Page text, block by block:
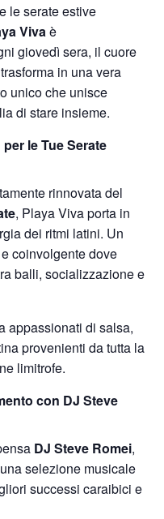
le serate estive
Vivaè
giovedì sera, il cuore
in una vera
unico che unisce
di stare insieme.
le Tue Serate
rinnovata del
, Playa Viva porta in
dei ritmi latini. Un
coinvolgente dove
balli, socializzazione e
appassionati di salsa,
provenienti da tutta la
limitrofe.
con DJ Steve
DJ Steve Romei,
selezione musicale
successi caraibici e